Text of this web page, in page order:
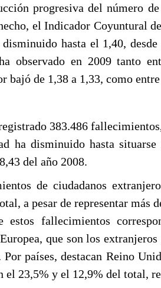
progresiva del número
el Indicador Coyuntural
hasta el 1,40,
observado en 2009 tanto
bajó de 1,38 a 1,33, como
383.486
ha disminuido hasta
del año 2008.
de ciudadanos
a pesar de representar más
fallecimientos
que son los extranjeros
Por países, destacan Reino
el 23,5% y el 12,9% del total,